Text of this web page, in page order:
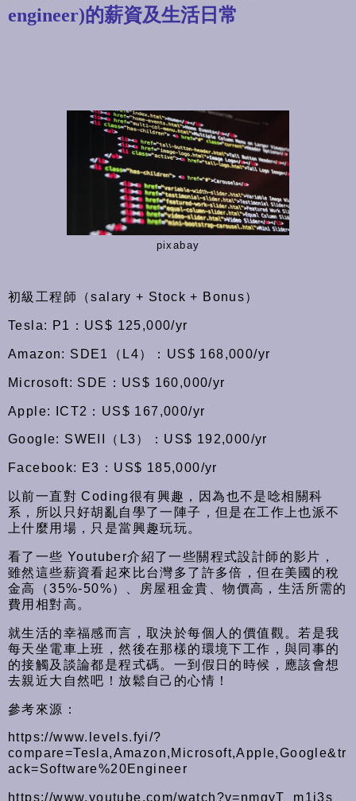
engineer)的薪資及生活日常
pixabay
初級工程師（salary + Stock + Bonus）
Tesla: P1：US$ 125,000/yr
Amazon: SDE1（L4）：US$ 168,000/yr
Microsoft: SDE：US$ 160,000/yr
Apple: ICT2：US$ 167,000/yr
Google: SWEII（L3）：US$ 192,000/yr
Facebook: E3：US$ 185,000/yr
以前一直對 Coding很有興趣，因為也不是唸相關科
系，所以只好胡亂自學了一陣子，但是在工作上也派不
上什麼用場，只是當興趣玩玩。
看了一些 Youtuber介紹了一些關程式設計師的影片，
雖然這些薪資看起來比台灣多了許多倍，但在美國的稅
金高（35%-50%）、房屋租金貴、物價高，生活所需的
費用相對高。
就生活的幸福感而言，取決於每個人的價值觀。若是我
每天坐電車上班，然後在那樣的環境下工作，與同事的
的接觸及談論都是程式碼。一到假日的時候，應該會想
去親近大自然吧！放鬆自己的心情！
參考來源：
https://www.levels.fyi/?
compare=Tesla,Amazon,Microsoft,Apple,Google&tr
ack=Software%20Engineer
https://www.youtube.com/watch?v=nmgyT_m1j3s